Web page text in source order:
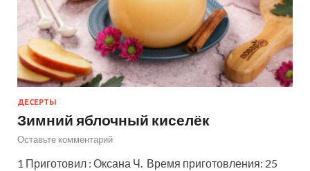
ДЕСЕРТЫ
Зимний яблочный киселёк
Оставьте комментарий
1 Приготовил : Оксана Ч. Время приготовления: 25